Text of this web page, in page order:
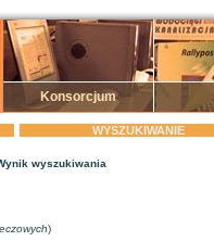
Konsorcjum
WYSZUKIWANIE
wyszukiwania
)